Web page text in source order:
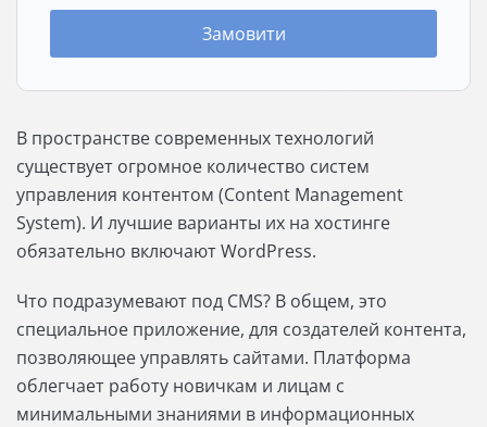
Замовити
В пространстве современных технологий
существует огромное количество систем
управления контентом (Content Management
System). И лучшие варианты их на хостинге
обязательно включают WordPress.
Что подразумевают под CMS? В общем, это
специальное приложение, для создателей контента,
позволяющее управлять сайтами. Платформа
облегчает работу новичкам и лицам с
минимальными знаниями в информационных